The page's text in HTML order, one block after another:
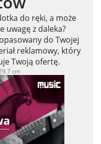
do ręki, a może
uwagę z daleka?
do Twojej
reklamowy, który
Twoją ofertę.
cm